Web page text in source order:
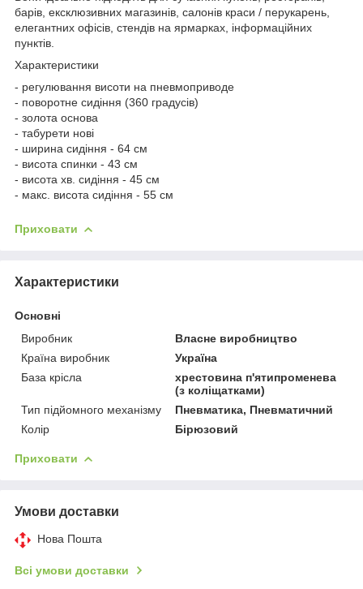
барів, ексклюзивних магазинів, салонів краси / перукарень,
елегантних офісів, стендів на ярмарках, інформаційних
пунктів.
Характеристики
- регулювання висоти на пневмоприводе
- поворотне сидіння (360 градусів)
- золота основа
- табурети нові
- ширина сидіння - 64 см
- висота спинки - 43 см
- висота хв. сидіння - 45 см
- макс. висота сидіння - 55 см
Приховати
Характеристики
Основні
Виробник
Власне виробництво
Країна виробник
Україна
База крісла
хрестовина п'ятипроменева
(з коліщатками)
Тип підйомного механізму
Пневматика, Пневматичний
Колір
Бірюзовий
Приховати
Умови доставки
Нова Пошта
Всі умови доставки